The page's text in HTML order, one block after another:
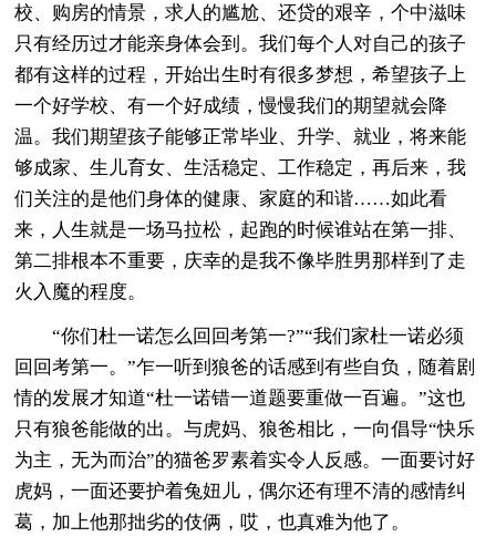
校、购房的情景，求人的尴尬、还贷的艰辛，个中滋味
只有经历过才能亲身体会到。我们每个人对自己的孩子
都有这样的过程，开始出生时有很多梦想，希望孩子上
一个好学校、有一个好成绩，慢慢我们的期望就会降
温。我们期望孩子能够正常毕业、升学、就业，将来能
够成家、生儿育女、生活稳定、工作稳定，再后来，我
们关注的是他们身体的健康、家庭的和谐……如此看
来，人生就是一场马拉松，起跑的时候谁站在第一排、
第二排根本不重要，庆幸的是我不像毕胜男那样到了走
火入魔的程度。
“你们杜一诺怎么回回考第一?”“我们家杜一诺必须
回回考第一。”乍一听到狼爸的话感到有些自负，随着剧
情的发展才知道“杜一诺错一道题要重做一百遍。”这也
只有狼爸能做的出。与虎妈、狼爸相比，一向倡导“快乐
为主，无为而治”的猫爸罗素着实令人反感。一面要讨好
虎妈，一面还要护着兔妞儿，偶尔还有理不清的感情纠
葛，加上他那拙劣的伎俩，哎，也真难为他了。